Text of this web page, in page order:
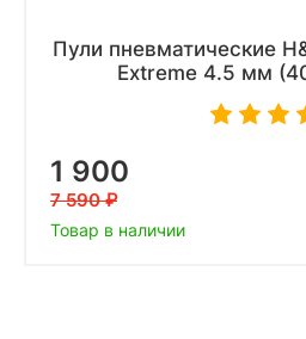
Пули пневматические
Extreme 4.5 мм
1 900
7 590
Товар в наличии